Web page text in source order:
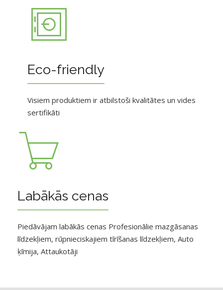
Eco-friendly
Visiem produktiem ir atbilstoši kvalitātes un vides
sertifikāti
Labākās cenas
Piedāvājam labākās cenas Profesionālie mazgāsanas
līdzekļiem, rūpnieciskajiem tīrīšanas līdzekļiem, Auto
ķīmija, Attaukotāji